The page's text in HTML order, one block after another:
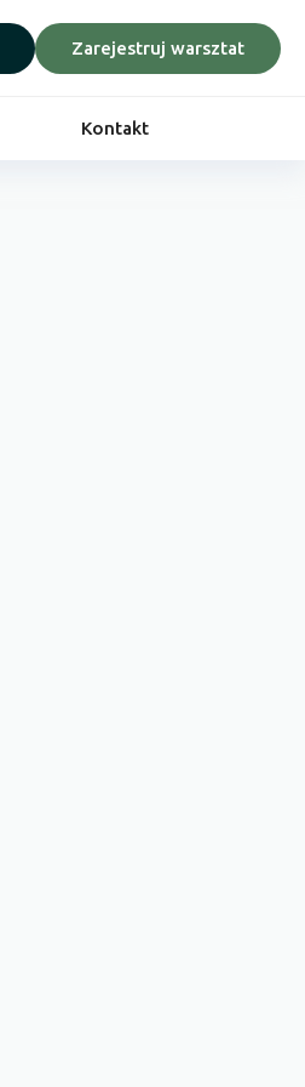
Zarejestruj warsztat
Kontakt